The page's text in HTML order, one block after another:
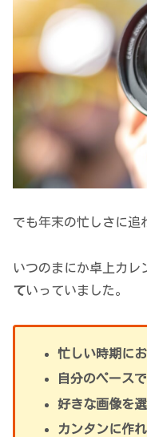
でも年末の忙しさに追
いつのまにか卓上カレ
ていっていました。
忙しい時期に
自分のペースで
好きな画像を
カンタンに作